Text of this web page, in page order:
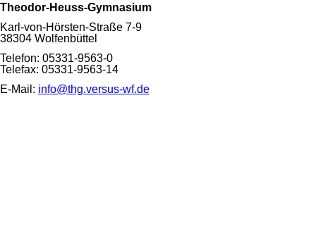
Theodor-Heuss-Gymnasium
Karl-von-Hörsten-Straße 7-9
38304 Wolfenbüttel
Telefon: 05331-9563-0
Telefax: 05331-9563-14
E-Mail: info@thg.versus-wf.de